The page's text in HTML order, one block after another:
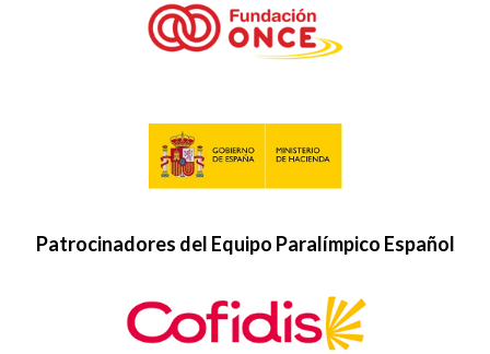
Patrocinadores del Equipo Paralímpico Español